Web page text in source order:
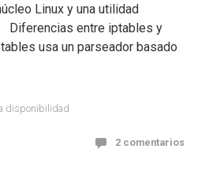
Linux y una utilidad
entre iptables y
usa un parseador basado
disponibilidad
2 comentarios